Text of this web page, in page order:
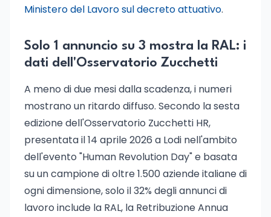
Ministero del Lavoro sul decreto attuativo.
Solo 1 annuncio su 3 mostra la RAL: i
dati dell'Osservatorio Zucchetti
A meno di due mesi dalla scadenza, i numeri
mostrano un ritardo diffuso. Secondo la sesta
edizione dell'Osservatorio Zucchetti HR,
presentata il 14 aprile 2026 a Lodi nell'ambito
dell'evento "Human Revolution Day" e basata
su un campione di oltre 1.500 aziende italiane di
ogni dimensione, solo il 32% degli annunci di
lavoro include la RAL, la Retribuzione Annua